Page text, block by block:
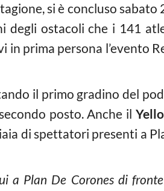
si è concluso sabato
degli ostacoli che i 141
prima persona l’evento
il primo gradino del
posto. Anche il
di spettatori presenti a
a Plan De Corones di